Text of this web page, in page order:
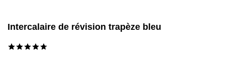
Intercalaire de révision trapèze bleu